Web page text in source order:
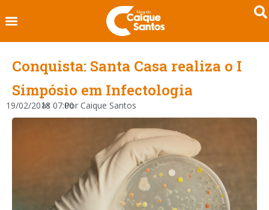
Conquista: Santa Casa realiza o I
Simpósio em Infectologia
19/02/2018
às 07:00
Por Caique Santos